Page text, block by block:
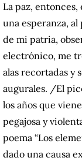
La paz,
una esperanza, al
de mi patria,
electrónico, me
alas recortadas y
augurales. /El
los años que
pegajosa y
poema “Los
dado una causa